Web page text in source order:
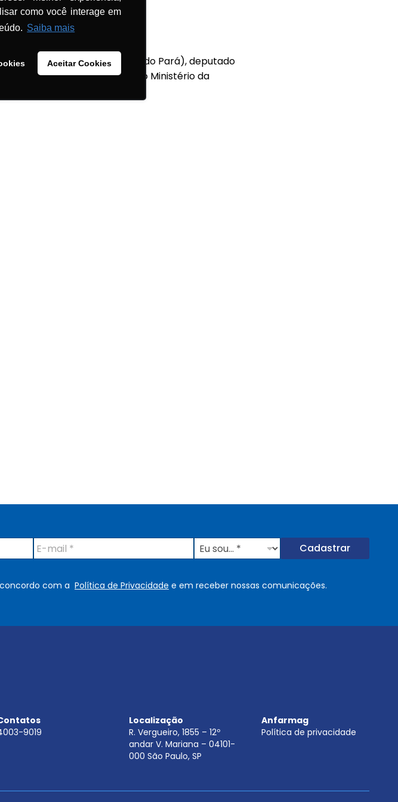
como você interage em
Saiba mais
Aceitar Cookies
Sindicato de Farmacêuticos do Pará), deputado
Vogado (consultor do Ministério da
E
-
i
E
u
u
Cadastrar
com a Política de Privacidade e em receber nossas comunicações.
9019
Localização
R. Vergueiro, 1855 – 12º
andar V. Mariana – 04101-
000 São Paulo, SP
Anfarmag
Política de privacidade